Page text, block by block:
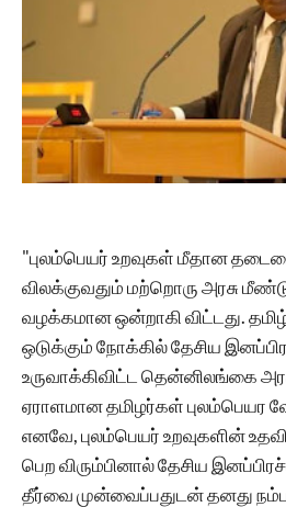
"புலம்பெயர் உறவுகள் மீதான
விலக்குவதும் மற்றொரு அரசு
வழக்கமான ஒன்றாகி விட்டது.
ஒடுக்கும் நோக்கில் தேசிய
உருவாக்கிவிட்ட தென்னிலங்கை
ஏராளமான தமிழர்கள் புலம்பெயர
எனவே, புலம்பெயர் உறவுகளின்
பெற விரும்பினால் தேசிய
தீர்வை முன்வைப்பதுடன் தனது